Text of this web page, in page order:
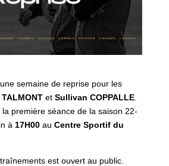
semaine de reprise pour les
et Sullivan COPPALLE.
première séance de la saison 22-
à 17H00au Centre Sportif du
est ouvert au public.